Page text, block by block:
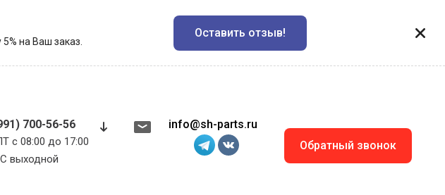
на Ваш заказ.
Оставить отзыв!
700-56-56
с 08:00 до 17:00
выходной
info@sh-parts.ru
Обратный звонок